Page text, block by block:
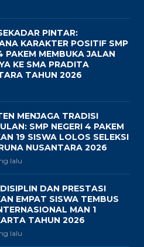
PINTAR:
KARAKTER POSITIF SMP
PAKEM MEMBUKA JALAN
KE SMA PRADITA
TAHUN 2026
MENJAGA TRADISI
SMP NEGERI 4 PAKEM
19 SISWA LOLOS SELEKSI
NUSANTARA 2026
lalu
DAN PRESTASI
EMPAT SISWA TEMBUS
MAN 1
TAHUN 2026
lalu